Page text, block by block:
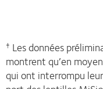
† Les données
montrent qu’en
qui ont interrompu